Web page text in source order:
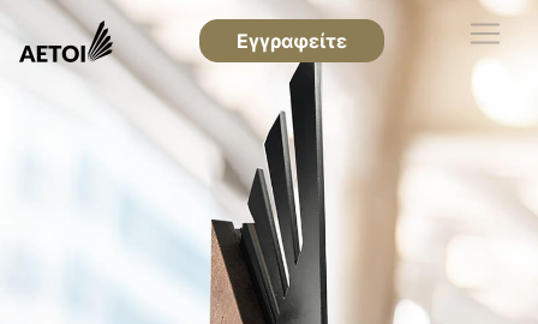
Εγγραφείτε